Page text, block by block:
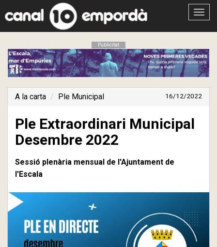
Obrir
Publicitat
A la carta Ple Municipal 16/12/2022
Ple Extraordinari Municipal
Desembre 2022
Sessió plenària mensual de l'Ajuntament de
l'Escala